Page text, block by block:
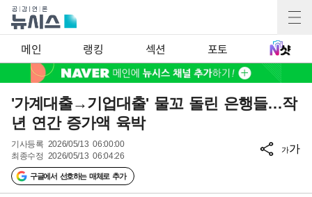
메인 랭킹 섹션 포토
'가계대출→기업대출' 물꼬 돌린 은행들…작
년 연간 증가액 육박
기사등록 2026/05/13 06:00:00
최종수정 2026/05/13 06:04:26
구글에서 선호하는 매체로 추가
가가